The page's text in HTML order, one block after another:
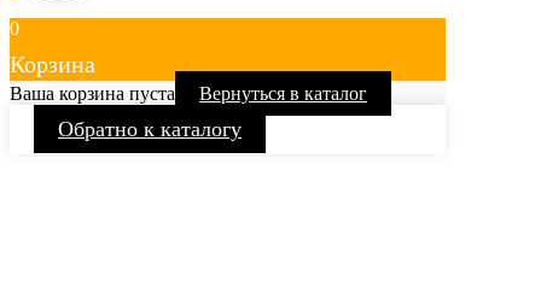
0
Корзина
Ваша корзина пуста Вернуться в каталог
Обратно к каталогу